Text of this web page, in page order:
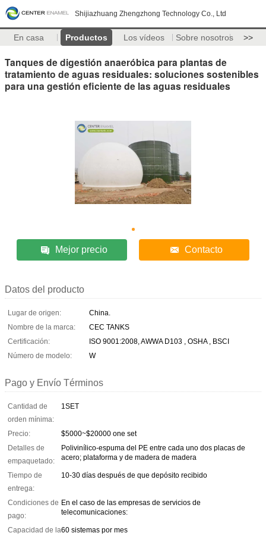
Shijiazhuang Zhengzhong Technology Co., Ltd
En casa Productos Los vídeos Sobre nosotros >>
Tanques de digestión anaeróbica para plantas de
tratamiento de aguas residuales: soluciones sostenibles
para una gestión eficiente de las aguas residuales
Mejor precio Contacto
Datos del producto
Lugar de origen:
China.
Nombre de la marca:
CEC TANKS
Certificación:
ISO 9001:2008, AWWA D103 , OSHA , BSCI
Número de modelo:
W
Pago y Envío Términos
Cantidad de
orden mínima:
1SET
Precio:
$5000~$20000 one set
Detalles de
empaquetado:
Polivinílico-espuma del PE entre cada uno dos placas de
acero; plataforma y de madera de madera
Tiempo de
entrega:
10-30 días después de que depósito recibido
Condiciones de
pago:
En el caso de las empresas de servicios de
telecomunicaciones:
Capacidad de la60 sistemas por mes